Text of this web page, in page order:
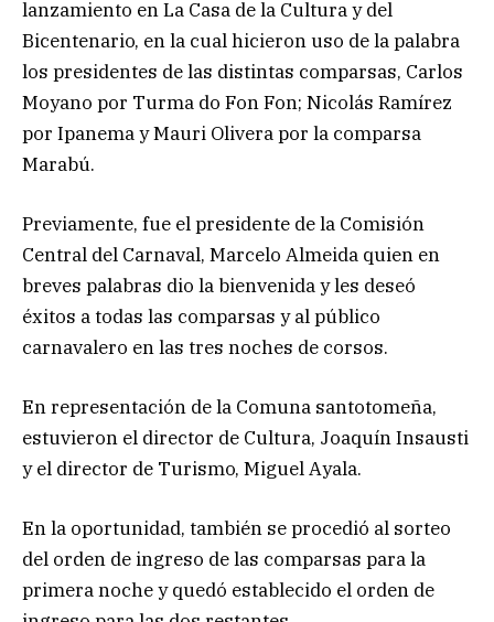
lanzamiento en La Casa de la Cultura y del
Bicentenario, en la cual hicieron uso de la palabra
los presidentes de las distintas comparsas, Carlos
Moyano por Turma do Fon Fon; Nicolás Ramírez
por Ipanema y Mauri Olivera por la comparsa
Marabú.
Previamente, fue el presidente de la Comisión
Central del Carnaval, Marcelo Almeida quien en
breves palabras dio la bienvenida y les deseó
éxitos a todas las comparsas y al público
carnavalero en las tres noches de corsos.
En representación de la Comuna santotomeña,
estuvieron el director de Cultura, Joaquín Insausti
y el director de Turismo, Miguel Ayala.
En la oportunidad, también se procedió al sorteo
del orden de ingreso de las comparsas para la
primera noche y quedó establecido el orden de